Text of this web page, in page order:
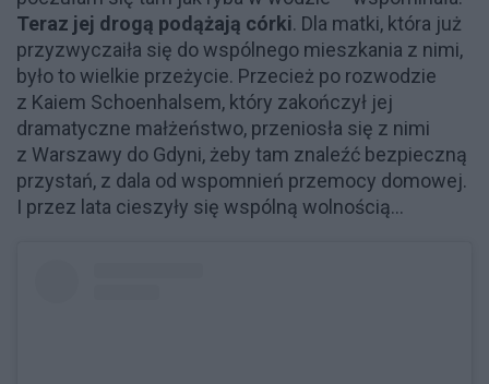
Teraz jej drogą podążają córki. Dla matki, która już
przyzwyczaiła się do wspólnego mieszkania z nimi,
było to wielkie przeżycie. Przecież po rozwodzie
z Kaiem Schoenhalsem, który zakończył jej
dramatyczne małżeństwo, przeniosła się z nimi
z Warszawy do Gdyni, żeby tam znaleźć bezpieczną
przystań, z dala od wspomnień przemocy domowej.
I przez lata cieszyły się wspólną wolnością...